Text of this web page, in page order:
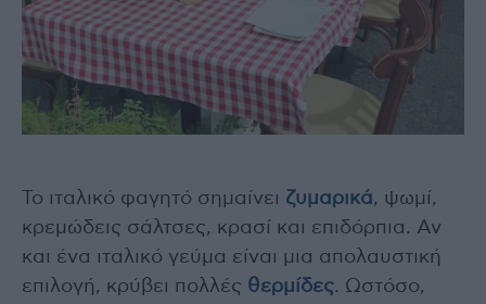
Το ιταλικό φαγητό σημαίνει ζυμαρικά, ψωμί,
κρεμώδεις σάλτσες, κρασί και επιδόρπια. Αν
και ένα ιταλικό γεύμα είναι μια απολαυστική
επιλογή, κρύβει πολλές θερμίδες. Ωστόσο,